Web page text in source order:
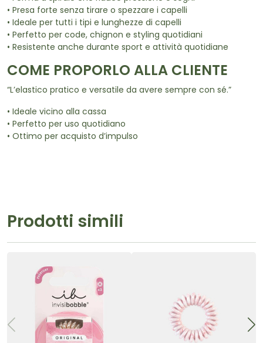
• Presa forte senza tirare o spezzare i capelli
• Ideale per tutti i tipi e lunghezze di capelli
• Perfetto per code, chignon e styling quotidiani
• Resistente anche durante sport e attività quotidiane
COME PROPORLO ALLA CLIENTE
“L’elastico pratico e versatile da avere sempre con sé.”
• Ideale vicino alla cassa
• Perfetto per uso quotidiano
• Ottimo per acquisto d’impulso
Prodotti simili